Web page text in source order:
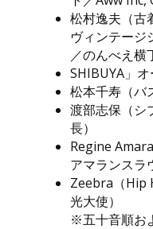
松村逸夫（古
ヴィンテー
／のんべえ横
SHIBUYA」オ
松本千寿（バ
渡部志保（シ
長）
Regine
アマランスラ
Zeebra（Hip
光大使）
※五十音順お